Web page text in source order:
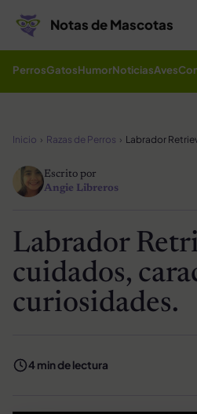
Notas de Mascotas
PerrosGatosHumorNoticiasAves
Inicio Razas de Perros
Escrito por
Angie Libreros
Labrador
cuidados,
curiosidades.
4 min de lectura